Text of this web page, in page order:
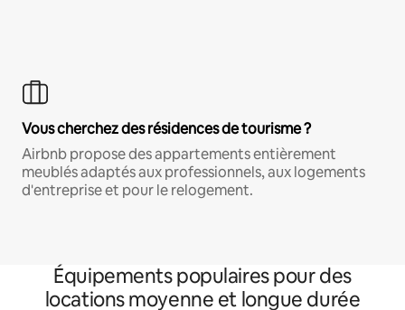
Vous cherchez des résidences de tourisme ?
Airbnb propose des appartements entièrement
meublés adaptés aux professionnels, aux logements
d'entreprise et pour le relogement.
Équipements populaires pour des
locations moyenne et longue durée